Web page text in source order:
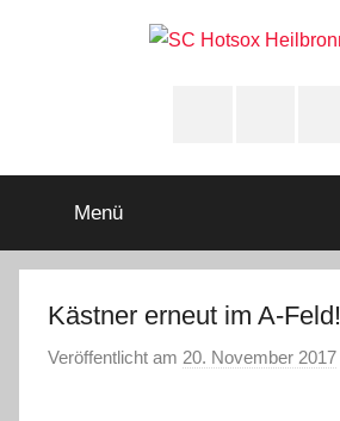
Heilbronn
e.V.
Menü
Kästner erneut im A-Feld!
Veröffentlicht am 20. November 2017